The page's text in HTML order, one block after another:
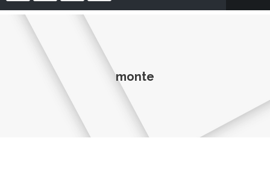
monte